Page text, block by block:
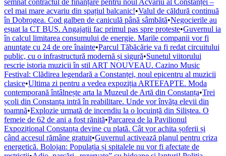
semnat contractul de finanțare pentru noul Acvariu al Constanței –
cel mai mare acvariu din spațiul balcanic!•Valul de căldură continuă
în Dobrogea. Cod galben de caniculă până sâmbătă•Negocierile au
eșuat la CT BUS. Angajații fac primul pas spre proteste•Guvernul ia
în calcul limitarea consumului de energie. Marile companii vor fi
anunțate cu 24 de ore înainte•Parcul Tăbăcărie va fi redat circuitului
public, cu o infrastructură modernă și sigură•Sunetul viitorului
rescrie istoria muzicii în stil ART NOUVEAU. Cazino Music
Festival: Clădirea legendară a Constanței, noul epicentru al muzicii
clasice•Ultima zi pentru a vedea expoziția ARTEFAPTE. Moda
contemporană întâlnește arta la Muzeul de Artă din Constanța•Trei
școli din Constanța intră în reabilitare. Unde vor învăța elevii din
toamnă•Explozie urmată de incendiu la o locuință din Siliștea. O
femeie de 62 de ani a fost rănită•Parcarea de la Pavilionul
Expozițional Constanța devine cu plată. Cât vor achita șoferii și
când accesul rămâne gratuit•Guvernul activează planul pentru criza
energetică. Bolojan: Populația și spitalele nu vor fi afectate de